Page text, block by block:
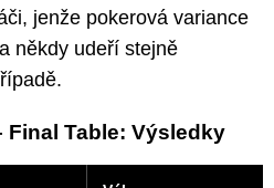
jenže pokerová variance
někdy udeří stejně
Final Table: Výsledky